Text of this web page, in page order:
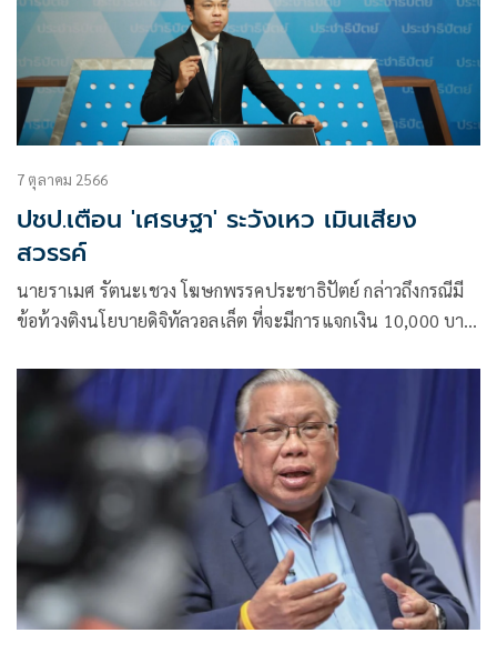
7 ตุลาคม 2566
ปชป.เตือน 'เศรษฐา' ระวังเหว เมินเสียง
สวรรค์
นายราเมศ รัตนะเชวง โฆษกพรรคประชาธิปัตย์ กล่าวถึงกรณีมี
ข้อท้วงติงนโยบายดิจิทัลวอลเล็ต ที่จะมีการแจกเงิน 10,000 บาท